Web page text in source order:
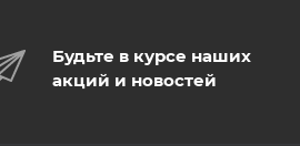
Будьте в курсе наших
акций и новостей